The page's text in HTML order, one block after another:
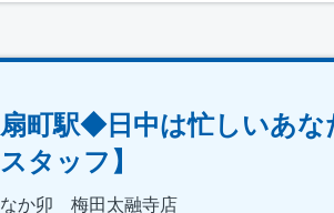
扇町駅◆日中は忙しいあな
スタッフ】
なか卯 梅田太融寺店